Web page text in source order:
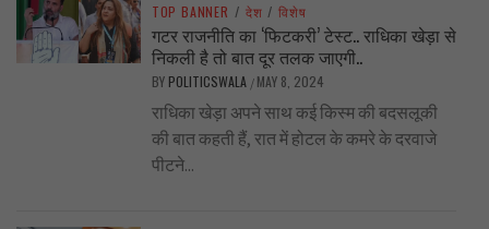
TOP BANNER / देश / विशेष
गटर राजनीति का ‘फिटकरी’ टेस्ट.. राधिका खेड़ा से
निकली है तो बात दूर तलक जाएगी..
BY POLITICSWALA / MAY 8, 2024
राधिका खेड़ा अपने साथ कई किस्म की बदसलूकी
की बात कहती हैं, रात में होटल के कमरे के दरवाजे
पीटने...